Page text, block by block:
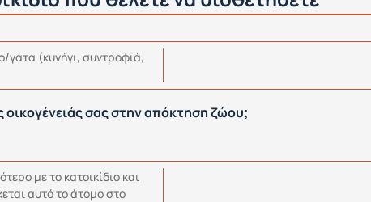
γάτα (κυνήγι, συντροφιά,
σας στην απόκτηση ζώου;
με το κατοικίδιο και
αυτό το άτομο στο